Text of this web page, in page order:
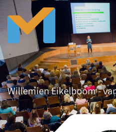
Willemien Eikelboom -